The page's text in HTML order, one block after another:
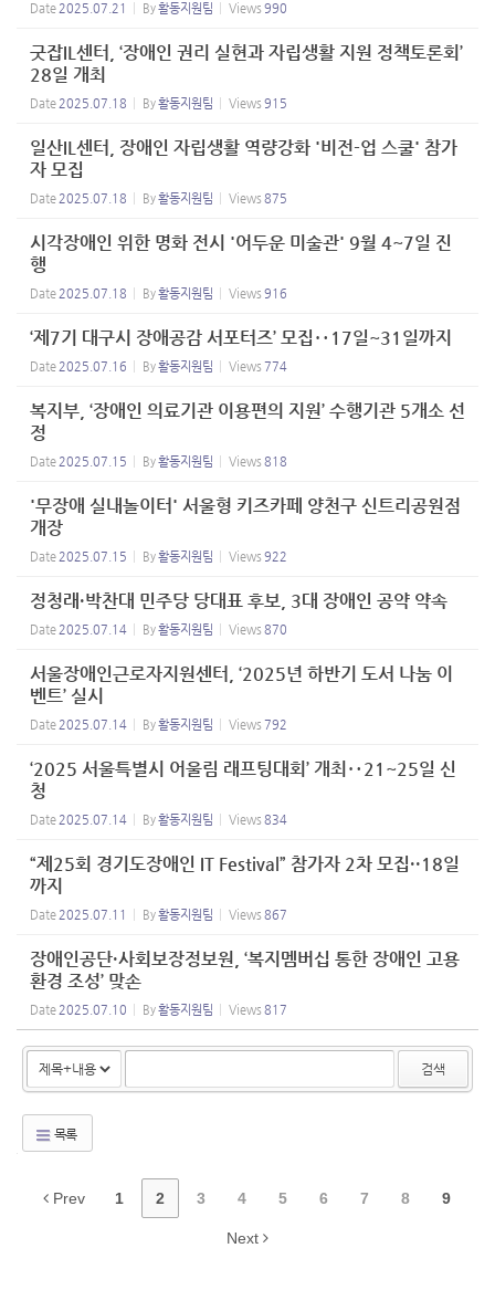
Date 2025.07.21 By활동지원팀 Views 990
굿잡IL센터, ‘장애인 권리 실현과 자립생활 지원 정책토론회’
28일 개최
Date 2025.07.18 By활동지원팀 Views 915
일산IL센터, 장애인 자립생활 역량강화 '비전-업 스쿨' 참가
자 모집
Date 2025.07.18 By활동지원팀 Views 875
시각장애인 위한 명화 전시 '어두운 미술관' 9월 4~7일 진
행
Date 2025.07.18 By활동지원팀 Views 916
‘제7기 대구시 장애공감 서포터즈’ 모집‥17일~31일까지
Date 2025.07.16 By활동지원팀 Views 774
복지부, ‘장애인 의료기관 이용편의 지원’ 수행기관 5개소 선
정
Date 2025.07.15 By활동지원팀 Views 818
'무장애 실내놀이터' 서울형 키즈카페 양천구 신트리공원점
개장
Date 2025.07.15 By활동지원팀 Views 922
정청래·박찬대 민주당 당대표 후보, 3대 장애인 공약 약속
Date 2025.07.14 By활동지원팀 Views 870
서울장애인근로자지원센터, ‘2025년 하반기 도서 나눔 이
벤트’ 실시
Date 2025.07.14 By활동지원팀 Views 792
‘2025 서울특별시 어울림 래프팅대회’ 개최‥21~25일 신
청
Date 2025.07.14 By활동지원팀 Views 834
“제25회 경기도장애인 IT Festival” 참가자 2차 모집··18일
까지
Date 2025.07.11 By활동지원팀 Views 867
장애인공단·사회보장정보원, ‘복지멤버십 통한 장애인 고용
환경 조성’ 맞손
Date 2025.07.10 By활동지원팀 Views 817
검색
목록
Prev 1 2 3 4 5 6 7 8 9
Next